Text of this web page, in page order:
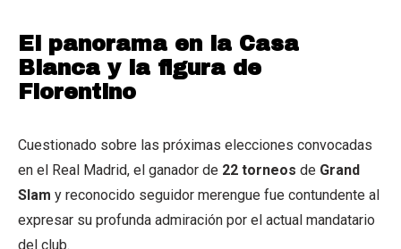
El panorama en la Casa
Blanca y la figura de
Florentino
Cuestionado sobre las próximas elecciones convocadas
en el Real Madrid, el ganador de 22 torneos de Grand
Slam y reconocido seguidor merengue fue contundente al
expresar su profunda admiración por el actual mandatario
del club.